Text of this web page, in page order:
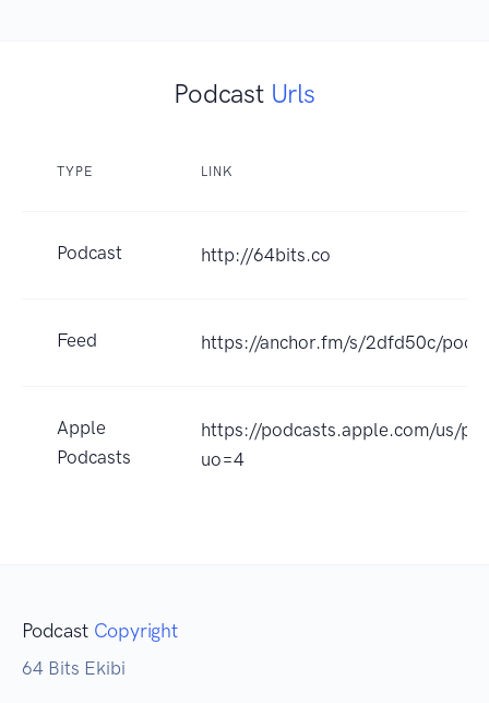
Podcast Urls
TYPE LINK
Podcast http://64bits.co
Feed https://anchor.fm/s/2dfd50c/
Apple
Podcasts
https://podcasts.apple.com/us/
uo=4
Podcast Copyright
64 Bits Ekibi